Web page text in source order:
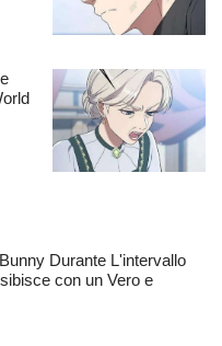
Durante L'intervallo
con un Vero e